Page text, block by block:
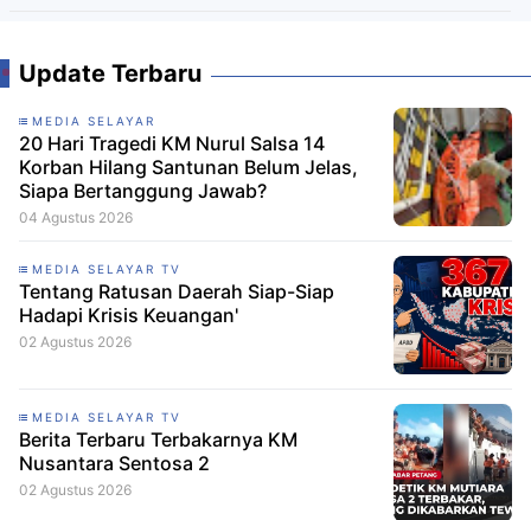
Update Terbaru
MEDIA SELAYAR
20 Hari Tragedi KM Nurul Salsa 14
Korban Hilang Santunan Belum Jelas,
Siapa Bertanggung Jawab?
04 Agustus 2026
MEDIA SELAYAR TV
Tentang Ratusan Daerah Siap-Siap
Hadapi Krisis Keuangan'
02 Agustus 2026
MEDIA SELAYAR TV
Berita Terbaru Terbakarnya KM
Nusantara Sentosa 2
02 Agustus 2026